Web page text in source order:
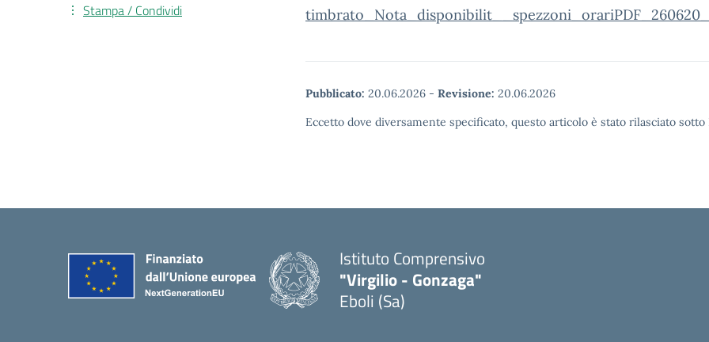
Pubblicato: 20.06.2026 - Revisione: 20.06.2026
Eccetto dove diversamente specificato, questo articolo è stato rilasciato
Stampa / Condividi
Istituto Comprensivo
"Virgilio - Gonzaga"
Eboli (Sa)